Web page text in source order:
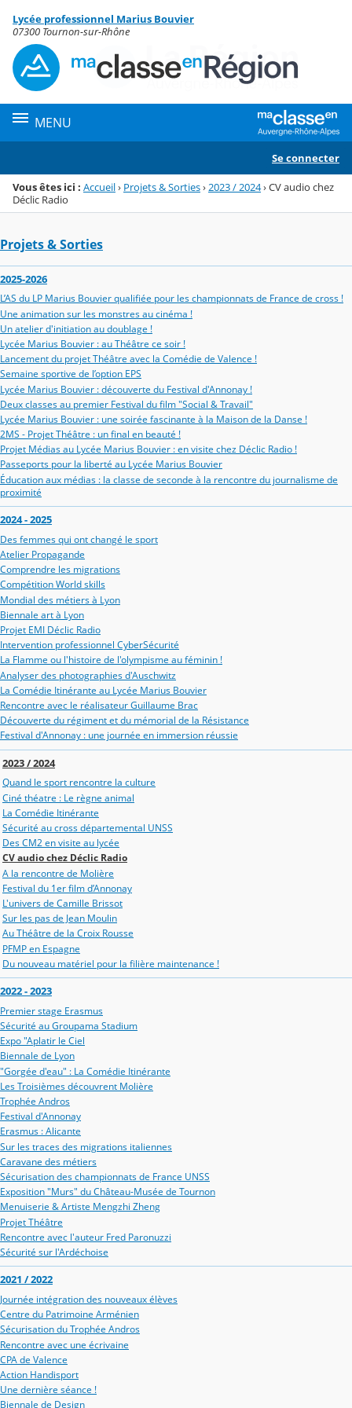
Menu de la rubrique
Contenu
Lycée professionnel Marius Bouvier
07300 Tournon-sur-Rhône
MENU
Se connecter
Vous êtes ici : Accueil› Projets & Sorties› 2023 / 2024›CV audio chez
Déclic Radio
Projets & Sorties
2025-2026
L’AS du LP Marius Bouvier qualifiée pour les championnats de France de cross !
Une animation sur les monstres au cinéma !
Un atelier d'initiation au doublage !
Lycée Marius Bouvier : au Théâtre ce soir !
Lancement du projet Théâtre avec la Comédie de Valence !
Semaine sportive de l’option EPS
Lycée Marius Bouvier : découverte du Festival d'Annonay !
Deux classes au premier Festival du film "Social & Travail"
Lycée Marius Bouvier : une soirée fascinante à la Maison de la Danse !
2MS - Projet Théâtre : un final en beauté !
Projet Médias au Lycée Marius Bouvier : en visite chez Déclic Radio !
Passeports pour la liberté au Lycée Marius Bouvier
Éducation aux médias : la classe de seconde à la rencontre du journalisme de
proximité
2024 - 2025
Des femmes qui ont changé le sport
Atelier Propagande
Comprendre les migrations
Compétition World skills
Mondial des métiers à Lyon
Biennale art à Lyon
Projet EMI Déclic Radio
Intervention professionnel CyberSécurité
La Flamme ou l'histoire de l'olympisme au féminin !
Analyser des photographies d'Auschwitz
La Comédie Itinérante au Lycée Marius Bouvier
Rencontre avec le réalisateur Guillaume Brac
Découverte du régiment et du mémorial de la Résistance
Festival d'Annonay : une journée en immersion réussie
2023 / 2024
Quand le sport rencontre la culture
Ciné théatre : Le règne animal
La Comédie Itinérante
Sécurité au cross départemental UNSS
Des CM2 en visite au lycée
CV audio chez Déclic Radio
A la rencontre de Molière
Festival du 1er film d’Annonay
L'univers de Camille Brissot
Sur les pas de Jean Moulin
Au Théâtre de la Croix Rousse
PFMP en Espagne
Du nouveau matériel pour la filière maintenance !
2022 - 2023
Premier stage Erasmus
Sécurité au Groupama Stadium
Expo "Aplatir le Ciel
Biennale de Lyon
"Gorgée d'eau" : La Comédie Itinérante
Les Troisièmes découvrent Molière
Trophée Andros
Festival d'Annonay
Erasmus : Alicante
Sur les traces des migrations italiennes
Caravane des métiers
Sécurisation des championnats de France UNSS
Exposition "Murs" du Château-Musée de Tournon
Menuiserie & Artiste Mengzhi Zheng
Projet Théâtre
Rencontre avec l'auteur Fred Paronuzzi
Sécurité sur l'Ardéchoise
2021 / 2022
Journée intégration des nouveaux élèves
Centre du Patrimoine Arménien
Sécurisation du Trophée Andros
Rencontre avec une écrivaine
CPA de Valence
Action Handisport
Une dernière séance !
Biennale de Design